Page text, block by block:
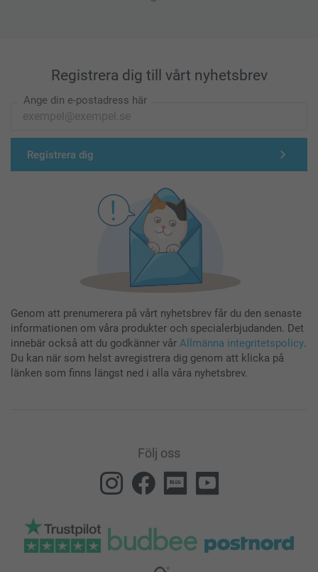
Registrera dig till vårt nyhetsbrev
Ange din e-postadress här
Registrera dig
Genom att prenumerera på vårt nyhetsbrev får du den senaste
informationen om våra produkter och specialerbjudanden. Det
innebär också att du godkänner vår Allmänna integritetspolicy.
Du kan när som helst avregistrera dig genom att klicka på
länken som finns längst ned i alla våra nyhetsbrev.
Följ oss